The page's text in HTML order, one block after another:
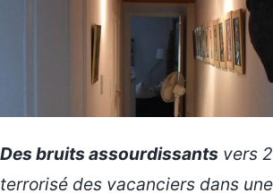
Des bruits assourdissants vers
terrorisé des vacanciers dans